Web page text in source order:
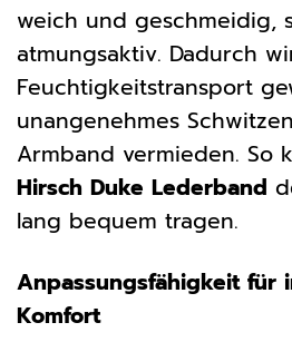
weich und geschmeidig,
atmungsaktiv. Dadurch
Feuchtigkeitstransport
unangenehmes
Armband vermieden. So
Hirsch Duke Lederband
lang bequem tragen.
Anpassungsfähigkeit für
Komfort